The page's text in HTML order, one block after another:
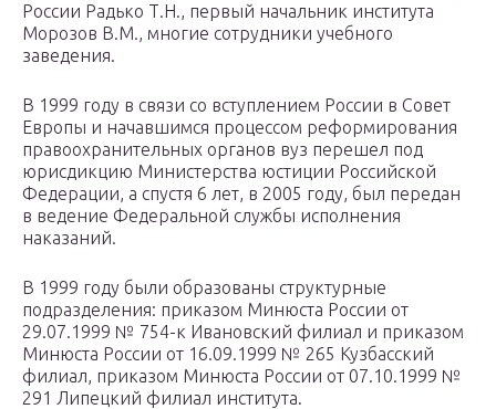
России Радько Т.Н., первый начальник института
Морозов В.М., многие сотрудники учебного
заведения.
В 1999 году в связи со вступлением России в Совет
Европы и начавшимся процессом реформирования
правоохранительных органов вуз перешел под
юрисдикцию Министерства юстиции Российской
Федерации, а спустя 6 лет, в 2005 году, был передан
в ведение Федеральной службы исполнения
наказаний.
В 1999 году были образованы структурные
подразделения: приказом Минюста России от
29.07.1999 № 754-к Ивановский филиал и приказом
Минюста России от 16.09.1999 № 265 Кузбасский
филиал, приказом Минюста России от 07.10.1999 №
291 Липецкий филиал института.